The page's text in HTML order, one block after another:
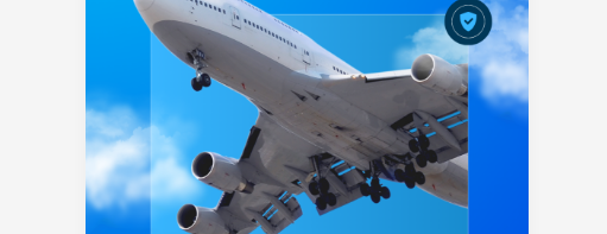
Segurança
Tranquilidade
para
Sua
Jornada